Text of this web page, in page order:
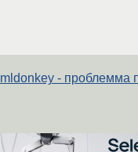
mldonkey - проблемма